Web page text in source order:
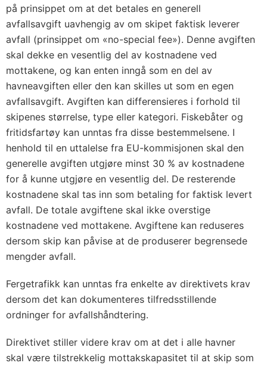
på prinsippet om at det betales en generell
avfallsavgift uavhengig av om skipet faktisk leverer
avfall (prinsippet om «no-special fee»). Denne avgiften
skal dekke en vesentlig del av kostnadene ved
mottakene, og kan enten inngå som en del av
havneavgiften eller den kan skilles ut som en egen
avfallsavgift. Avgiften kan differensieres i forhold til
skipenes størrelse, type eller kategori. Fiskebåter og
fritidsfartøy kan unntas fra disse bestemmelsene. I
henhold til en uttalelse fra EU-kommisjonen skal den
generelle avgiften utgjøre minst 30 % av kostnadene
for å kunne utgjøre en vesentlig del. De resterende
kostnadene skal tas inn som betaling for faktisk levert
avfall. De totale avgiftene skal ikke overstige
kostnadene ved mottakene. Avgiftene kan reduseres
dersom skip kan påvise at de produserer begrensede
mengder avfall.
Fergetrafikk kan unntas fra enkelte av direktivets krav
dersom det kan dokumenteres tilfredsstillende
ordninger for avfallshåndtering.
Direktivet stiller videre krav om at det i alle havner
skal være tilstrekkelig mottakskapasitet til at skip som